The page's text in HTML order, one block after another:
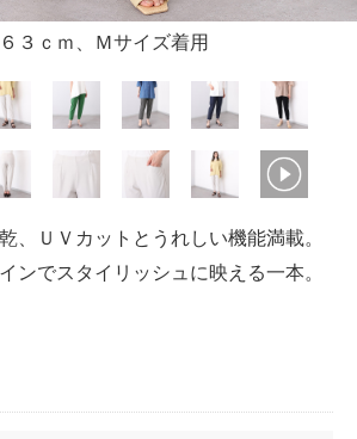
ｃｍ、Ｍサイズ着用
、ＵＶカットとうれしい機能満載。
ンでスタイリッシュに映える一本。